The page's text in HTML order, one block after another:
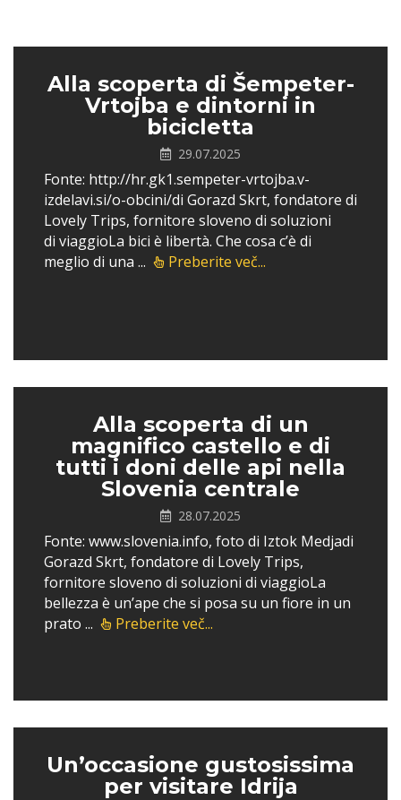
Alla scoperta di Šempeter-
Vrtojba e dintorni in
bicicletta
29.07.2025
Fonte: http://hr.gk1.sempeter-vrtojba.v-
izdelavi.si/o-obcini/di Gorazd Skrt, fondatore di
Lovely Trips, fornitore sloveno di soluzioni
di viaggioLa bici è libertà. Che cosa c’è di
meglio di una ...
Preberite več...
Alla scoperta di un
magnifico castello e di
tutti i doni delle api nella
Slovenia centrale
28.07.2025
Fonte: www.slovenia.info, foto di Iztok Medjadi
Gorazd Skrt, fondatore di Lovely Trips,
fornitore sloveno di soluzioni di viaggioLa
bellezza è un’ape che si posa su un fiore in un
prato ...
Preberite več...
Un’occasione gustosissima
per visitare Idrija